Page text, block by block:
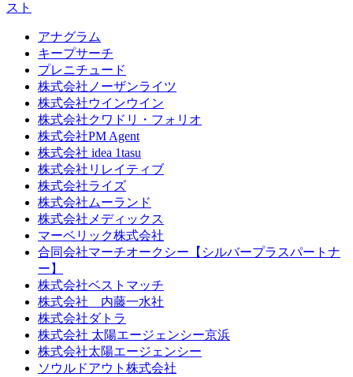
スト
アナグラム
キープサーチ
プレニチュード
株式会社ノーザンライツ
株式会社ウインウイン
株式会社クワドリ・フォリオ
株式会社PM Agent
株式会社 idea 1tasu
株式会社リレイティブ
株式会社ライズ
株式会社ムーランド
株式会社メディックス
マーベリック株式会社
合同会社マーチオークシー【シルバープラスパートナ
ー】
株式会社ベストマッチ
株式会社 内藤一水社
株式会社ダトラ
株式会社 太陽エージェンシー京浜
株式会社太陽エージェンシー
ソウルドアウト株式会社